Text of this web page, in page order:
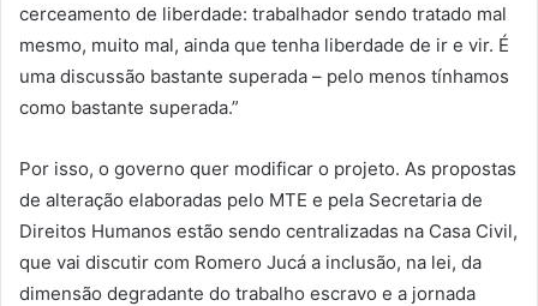
cerceamento de liberdade: trabalhador sendo tratado mal
mesmo, muito mal, ainda que tenha liberdade de ir e vir. É
uma discussão bastante superada – pelo menos tínhamos
como bastante superada.”
Por isso, o governo quer modificar o projeto. As propostas
de alteração elaboradas pelo MTE e pela Secretaria de
Direitos Humanos estão sendo centralizadas na Casa Civil,
que vai discutir com Romero Jucá a inclusão, na lei, da
dimensão degradante do trabalho escravo e a jornada